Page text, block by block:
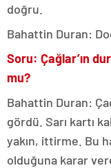
doğru.
Bahattin Duran:
Soru: Çağlar’ın
mu?
Bahattin Duran:
gördü. Sarı kartı
yakın, ittirme. Bu
olduğuna karar